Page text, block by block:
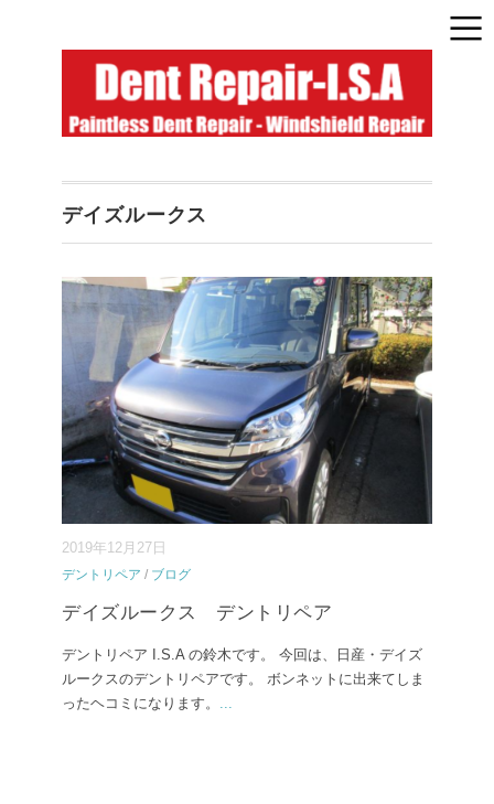
デイズルークス
2019年12月27日
デントリペア / ブログ
デイズルークス デントリペア
デントリペア I.S.A の鈴木です。 今回は、日産・デイズ
ルークスのデントリペアです。 ボンネットに出来てしま
ったヘコミになります。 ...